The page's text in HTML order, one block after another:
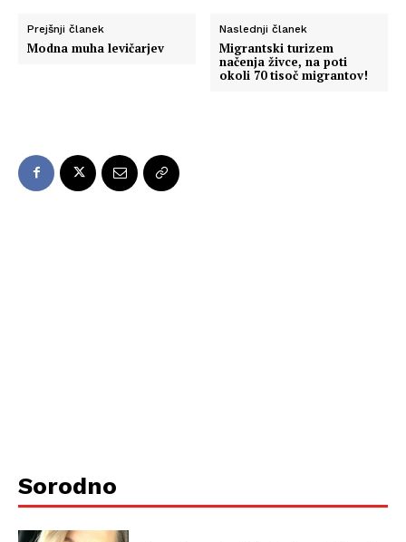
Prejšnji članek
Modna muha levičarjev
Naslednji članek
Migrantski turizem
načenja živce, na poti
okoli 70 tisoč migrantov!
Sorodno